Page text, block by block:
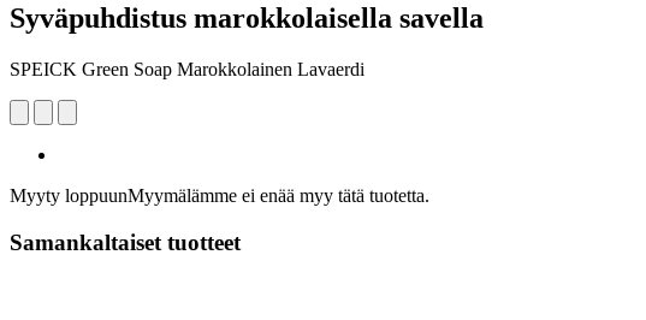
Syväpuhdistus marokkolaisella savella
SPEICK Green Soap Marokkolainen Lavaerdi
Myyty loppuunMyymälämme ei enää myy tätä tuotetta.
Samankaltaiset tuotteet